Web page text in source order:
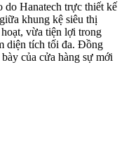
do Hanatech trực thiết kế
khung kệ siêu thị
vừa tiện lợi trong
diện tích tối đa. Đồng
của cửa hàng sự mới